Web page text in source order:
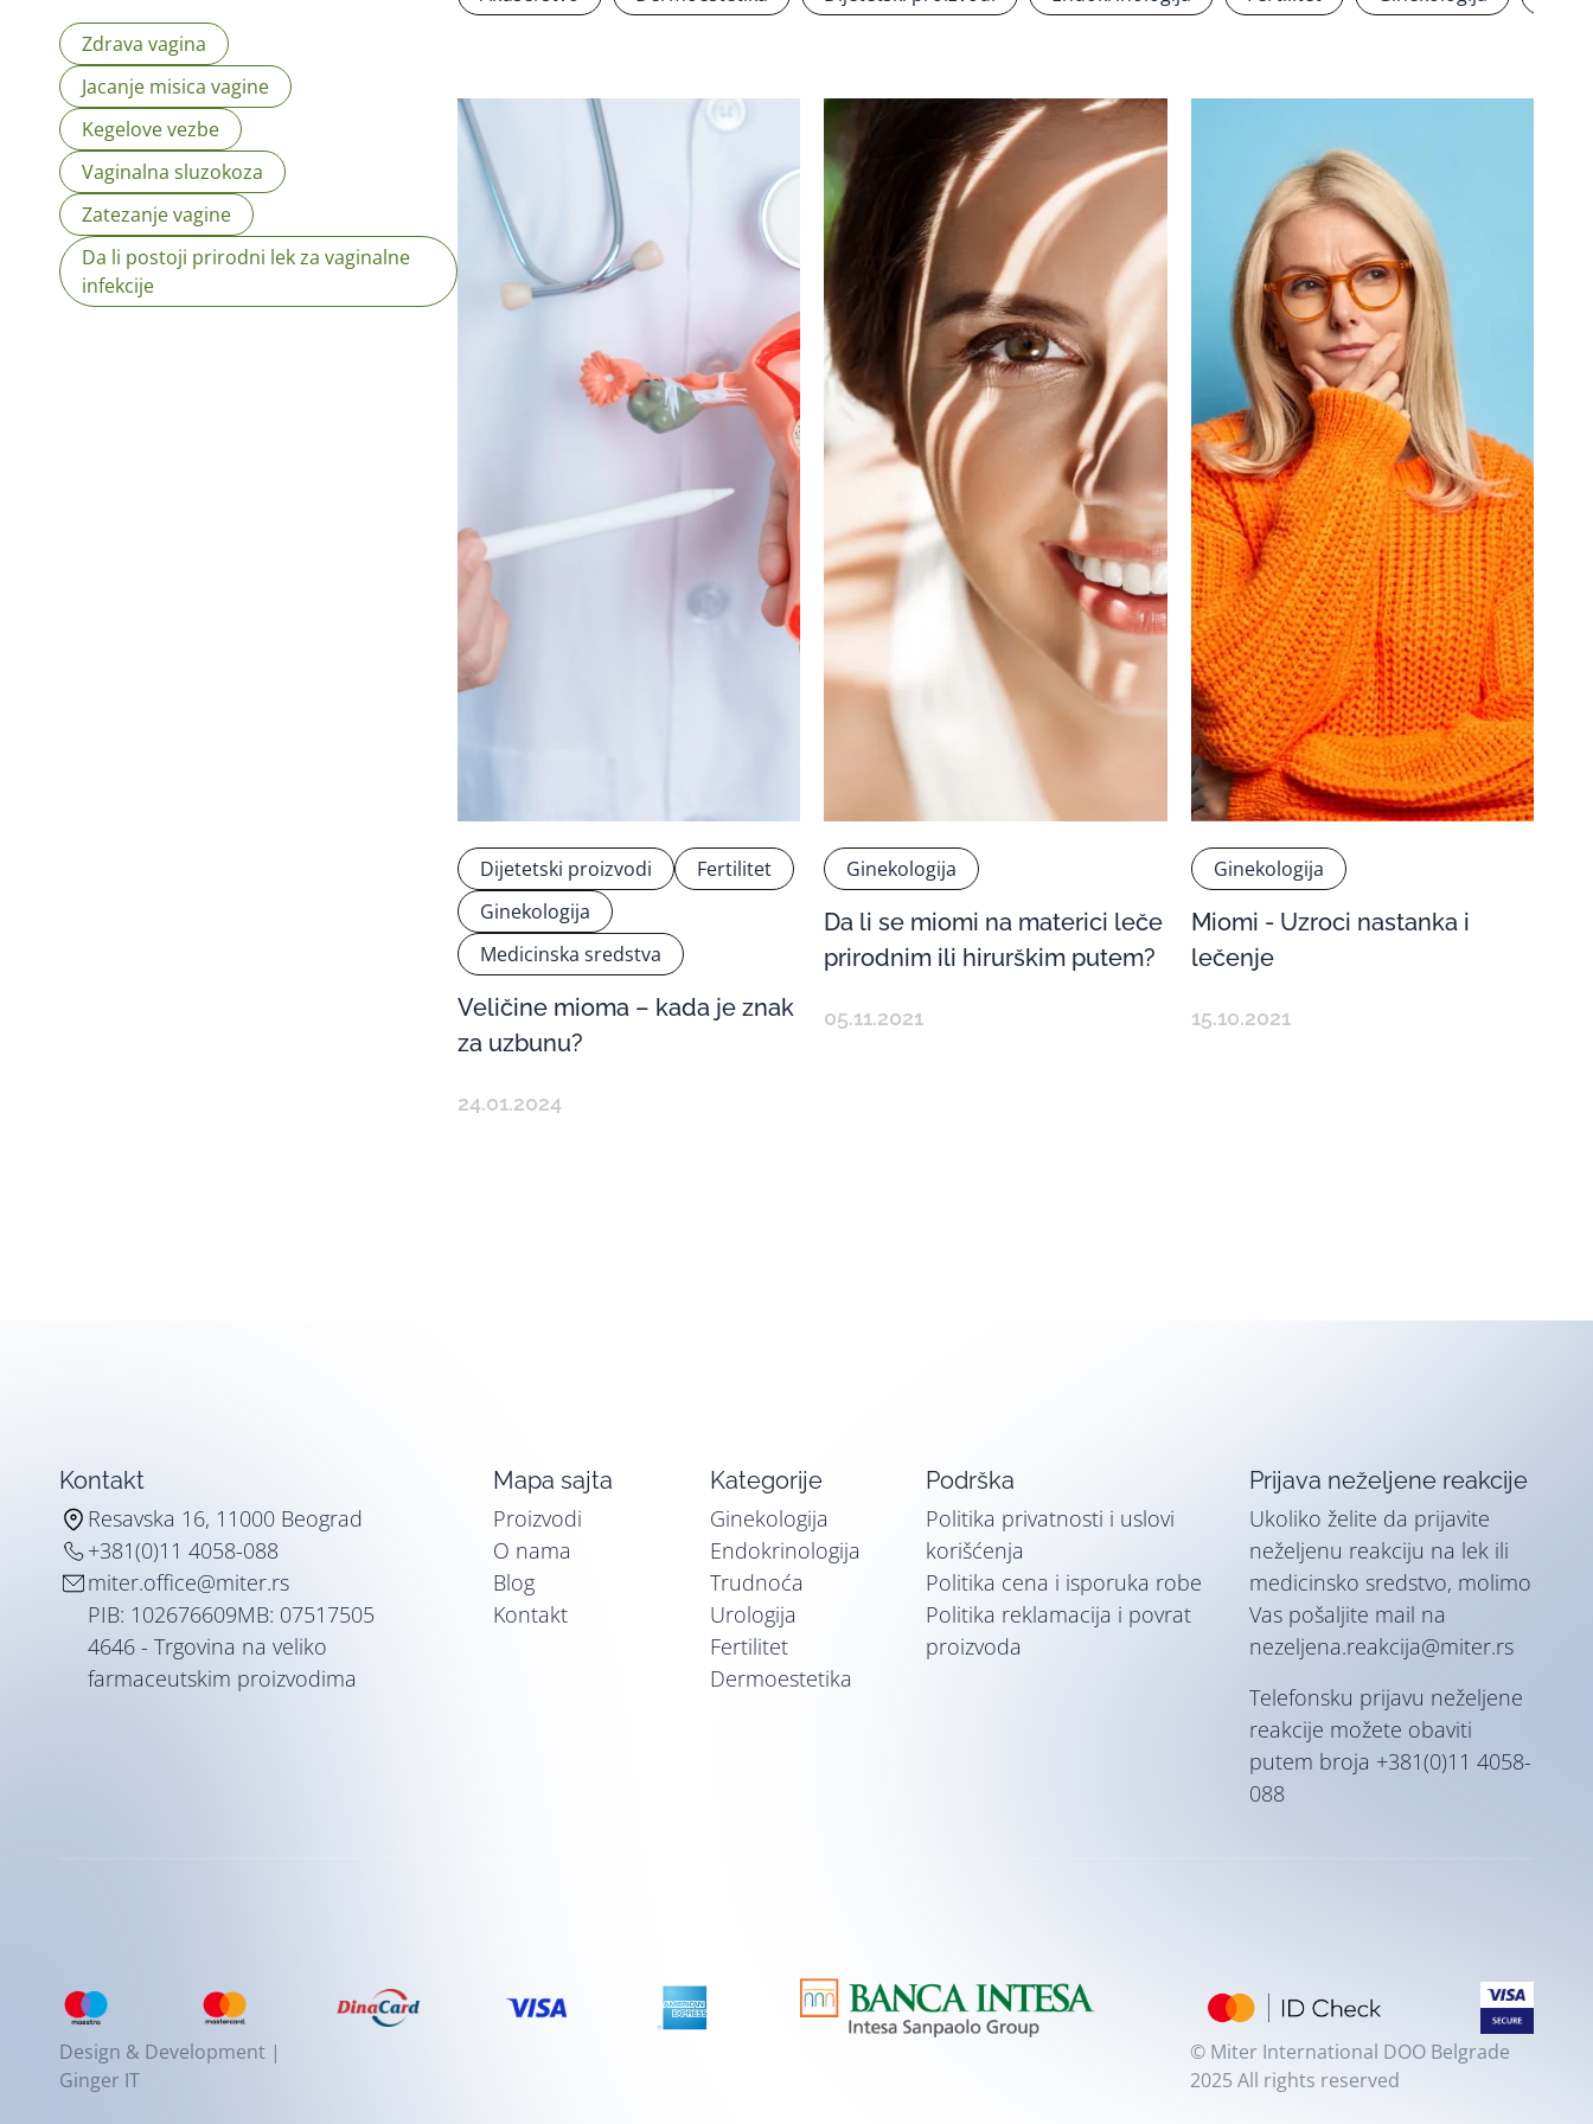
Zdrava vagina
Jacanje misica vagine
Kegelove vezbe
Vaginalna sluzokoza
Zatezanje vagine
Da li postoji prirodni lek za vaginalne
infekcije
Dijetetski proizvodi
Fertilitet
Ginekologija
Medicinska sredstva
Veličine mioma – kada je znak
za uzbunu?
24.01.2024
Ginekologija
Da li se miomi na materici leče
prirodnim ili hirurškim putem?
05.11.2021
Ginekologija
Miomi - Uzroci nastanka i
lečenje
15.10.2021
Kontakt
Resavska 16, 11000 Beograd
+381(0)11 4058-088
miter.office@miter.rs
PIB: 102676609MB: 07517505
4646 - Trgovina na veliko
farmaceutskim proizvodima
Mapa sajta
Proizvodi
O nama
Blog
Kontakt
Kategorije
Ginekologija
Endokrinologija
Trudnoća
Urologija
Fertilitet
Dermoestetika
Podrška
Politika privatnosti i uslovi
korišćenja
Politika cena i isporuka robe
Politika reklamacija i povrat
proizvoda
Prijava neželjene reakcije
Ukoliko želite da prijavite
neželjenu reakciju na lek ili
medicinsko sredstvo, molimo
Vas pošaljite mail na
nezeljena.reakcija@miter.rs
Telefonsku prijavu neželjene
reakcije možete obaviti
putem broja +381(0)11 4058-
088
Design & Development |
Ginger IT
© Miter International DOO Belgrade
2025 All rights reserved